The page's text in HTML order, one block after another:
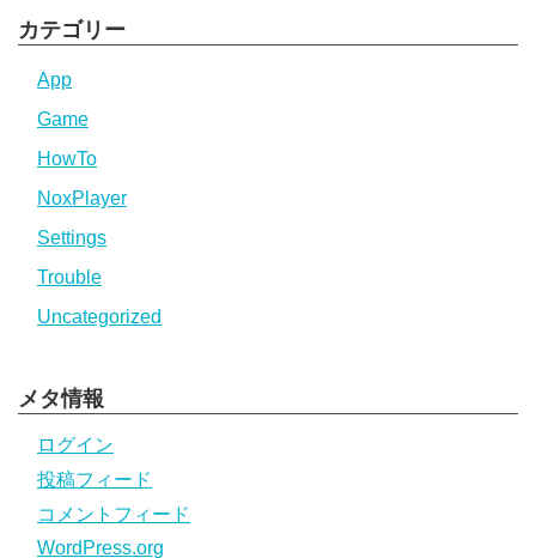
カテゴリー
App
Game
HowTo
NoxPlayer
Settings
Trouble
Uncategorized
メタ情報
ログイン
投稿フィード
コメントフィード
WordPress.org